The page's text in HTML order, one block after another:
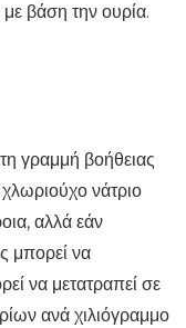
βάση την ουρία.
γραμμή βοήθειας
νάτριο
αλλά εάν
μπορεί να
να μετατραπεί σε
ανά χιλιόγραμμο